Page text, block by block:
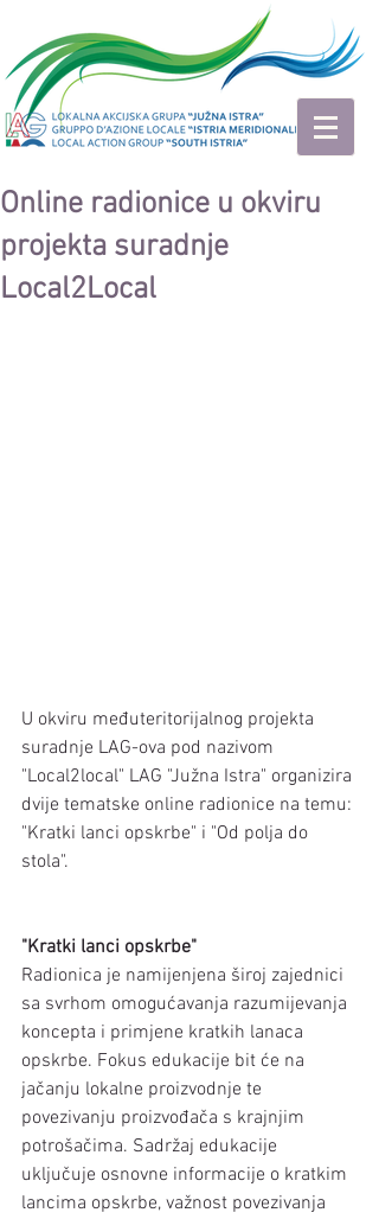
Online radionice u okviru
projekta suradnje
Local2Local
U okviru međuteritorijalnog projekta
suradnje LAG-ova pod nazivom
"Local2local" LAG "Južna Istra" organizira
dvije tematske online radionice na temu:
"Kratki lanci opskrbe" i "Od polja do
stola".
"Kratki lanci opskrbe"
Radionica je namijenjena široj zajednici
sa svrhom omogućavanja razumijevanja
koncepta i primjene kratkih lanaca
opskrbe. Fokus edukacije bit će na
jačanju lokalne proizvodnje te
povezivanju proizvođača s krajnjim
potrošačima. Sadržaj edukacije
uključuje osnovne informacije o kratkim
lancima opskrbe, važnost povezivanja